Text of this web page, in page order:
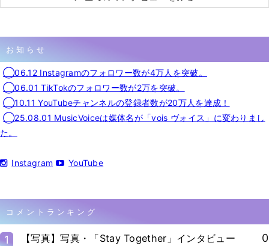
お知らせ
◯06.12 Instagramのフォロワー数が4万人を突破。
◯06.01 TikTokのフォロワー数が2万を突破。
◯10.11 YouTubeチャンネルの登録者数が20万人を達成！
◯25.08.01 MusicVoiceは媒体名が「vois ヴォイス」に変わりまし
た。
Instagram YouTube
コメントランキング
1
【写真】写真・「Stay Together」インタビュー
0